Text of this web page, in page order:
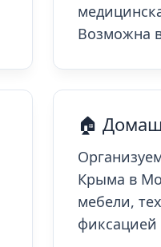
Возможна
🏠
Крыма в
мебели,